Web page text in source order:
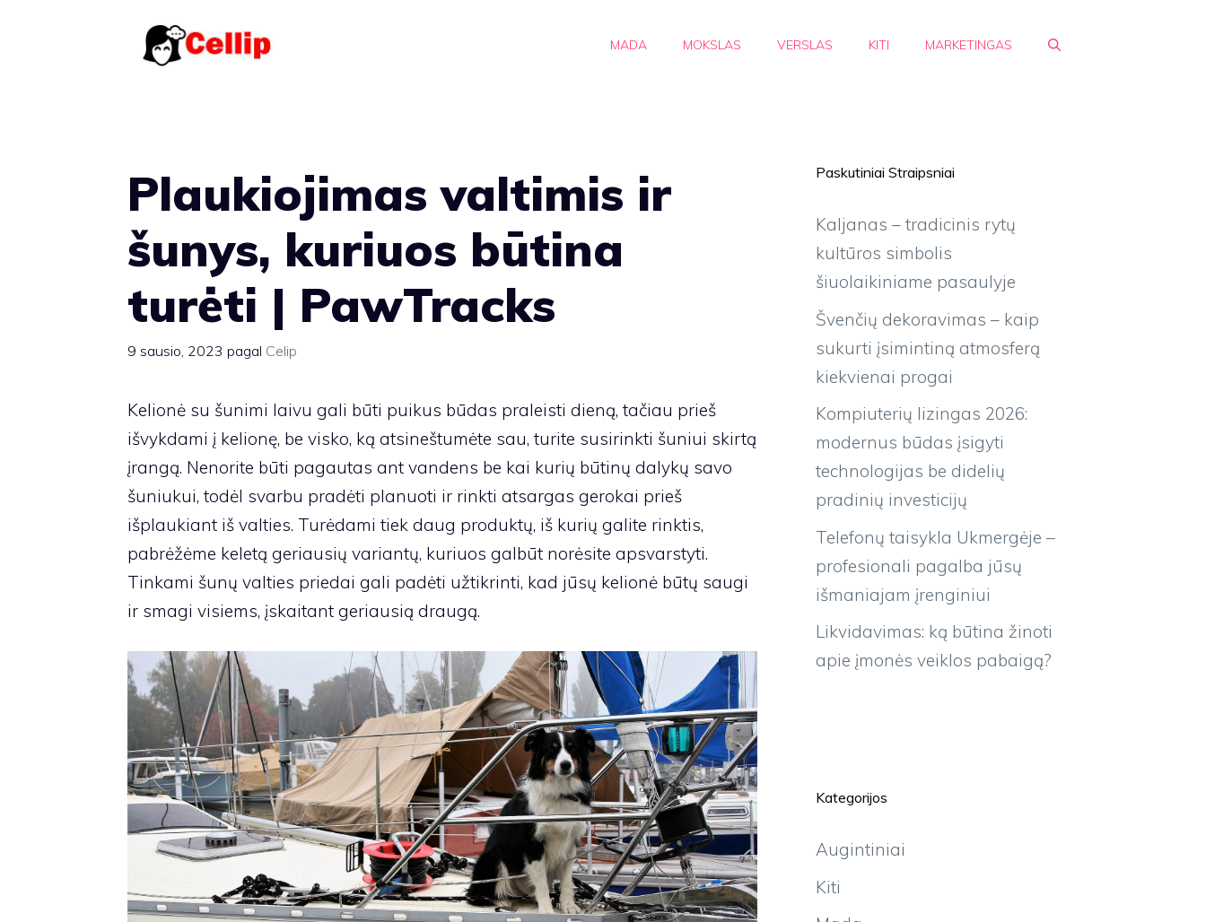
MADA MOKSLAS VERSLAS KITI MARKETINGAS
Plaukiojimas valtimis ir
šunys, kuriuos būtina
turėti | PawTracks
9 sausio, 2023 pagal Celip
Kelionė su šunimi laivu gali būti puikus būdas praleisti dieną, tačiau prieš
išvykdami į kelionę, be visko, ką atsineštumėte sau, turite susirinkti šuniui skirtą
įrangą. Nenorite būti pagautas ant vandens be kai kurių būtinų dalykų savo
šuniukui, todėl svarbu pradėti planuoti ir rinkti atsargas gerokai prieš
išplaukiant iš valties. Turėdami tiek daug produktų, iš kurių galite rinktis,
pabrėžėme keletą geriausių variantų, kuriuos galbūt norėsite apsvarstyti.
Tinkami šunų valties priedai gali padėti užtikrinti, kad jūsų kelionė būtų saugi
ir smagi visiems, įskaitant geriausią draugą.
Paskutiniai Straipsniai
Kaljanas – tradicinis rytų
kultūros simbolis
šiuolaikiniame pasaulyje
Švenčių dekoravimas – kaip
sukurti įsimintiną atmosferą
kiekvienai progai
Kompiuterių lizingas 2026:
modernus būdas įsigyti
technologijas be didelių
pradinių investicijų
Telefonų taisykla Ukmergėje –
profesionali pagalba jūsų
išmaniajam įrenginiui
Likvidavimas: ką būtina žinoti
apie įmonės veiklos pabaigą?
Kategorijos
Augintiniai
Kiti